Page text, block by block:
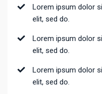
Lorem ipsum dolor
elit, sed do.
Lorem ipsum dolor
elit, sed do.
Lorem ipsum dolor
elit, sed do.